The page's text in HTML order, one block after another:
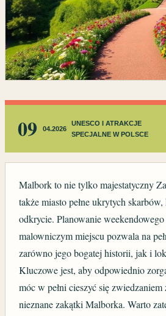
09 04.2026
UNESCO I ATRAKCJE
SPECJALNE W POLSCE
Malbork to nie tylko majestatyczny
także miasto pełne ukrytych
odkrycie. Planowanie
malowniczym miejscu pozwala na
zarówno jego bogatej historii, jak i
Kluczowe jest, aby odpowiednio
móc w pełni cieszyć się
nieznane zakątki Malborka. Warto